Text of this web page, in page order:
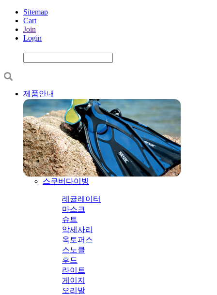
Sitemap
Cart
Join
Login
제품안내
스쿠버다이빙
레귤레이터
마스크
슈트
악세사리
옥토퍼스
스노클
후드
라이트
게이지
오리발